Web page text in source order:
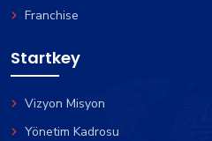
Franchise
Startkey
Vizyon Misyon
Yönetim Kadrosu